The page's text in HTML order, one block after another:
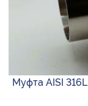
Муфта AISI